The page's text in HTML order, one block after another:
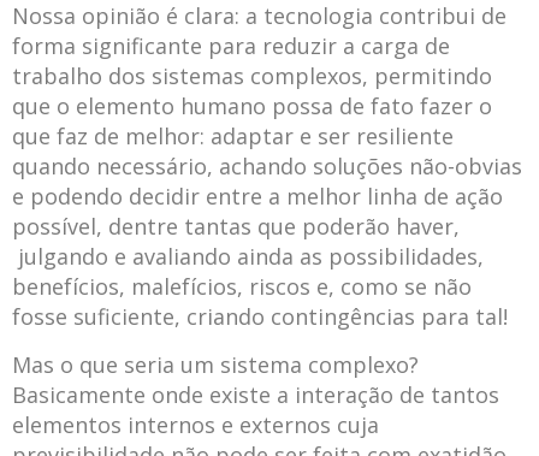
Nossa opinião é clara: a tecnologia contribui de
forma significante para reduzir a carga de
trabalho dos sistemas complexos, permitindo
que o elemento humano possa de fato fazer o
que faz de melhor: adaptar e ser resiliente
quando necessário, achando soluções não-obvias
e podendo decidir entre a melhor linha de ação
possível, dentre tantas que poderão haver,
julgando e avaliando ainda as possibilidades,
benefícios, malefícios, riscos e, como se não
fosse suficiente, criando contingências para tal!
Mas o que seria um sistema complexo?
Basicamente onde existe a interação de tantos
elementos internos e externos cuja